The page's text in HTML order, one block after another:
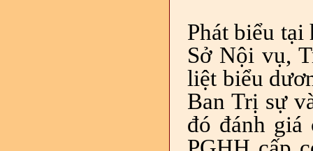
Phát biểu
Sở Nội vụ,
liệt biểu
Ban Trị sự
đó đánh